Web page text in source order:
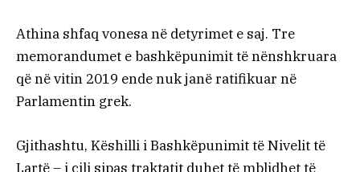
Athina shfaq vonesa në detyrimet e saj. Tre
memorandumet e bashkëpunimit të nënshkruara
që në vitin 2019 ende nuk janë ratifikuar në
Parlamentin grek.
Gjithashtu, Këshilli i Bashkëpunimit të Nivelit të
Lartë – i cili sipas traktatit duhet të mblidhet të